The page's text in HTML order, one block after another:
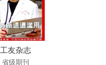
工友杂志
省级期刊